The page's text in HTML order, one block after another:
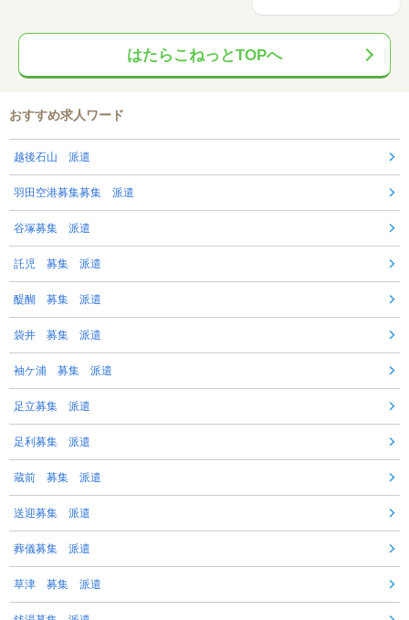
はたらこねっとTOPへ
おすすめ求人ワード
越後石山 派遣
羽田空港募集募集 派遣
谷塚募集 派遣
託児 募集 派遣
醍醐 募集 派遣
袋井 募集 派遣
袖ケ浦 募集 派遣
足立募集 派遣
足利募集 派遣
蔵前 募集 派遣
送迎募集 派遣
葬儀募集 派遣
草津 募集 派遣